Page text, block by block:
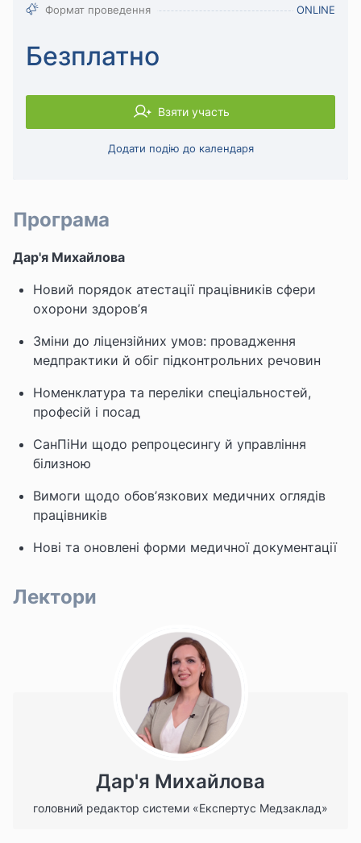
Програма
Дар'я Михайлова
Новий порядок атестації працівників сфери
охорони здоров’я
Зміни до ліцензійних умов: провадження
медпрактики й обіг підконтрольних речовин
Номенклатура та переліки спеціальностей,
професій і посад
СанПіНи щодо репроцесингу й управління
білизною
Вимоги щодо обов’язкових медичних оглядів
працівників
Нові та оновлені форми медичної документації
Лектори
Дар'я Михайлова
головний редактор системи «Експертус Медзаклад»
Формат проведення
ONLINE
Безплатно
Взяти участь
Додати подію до календаря